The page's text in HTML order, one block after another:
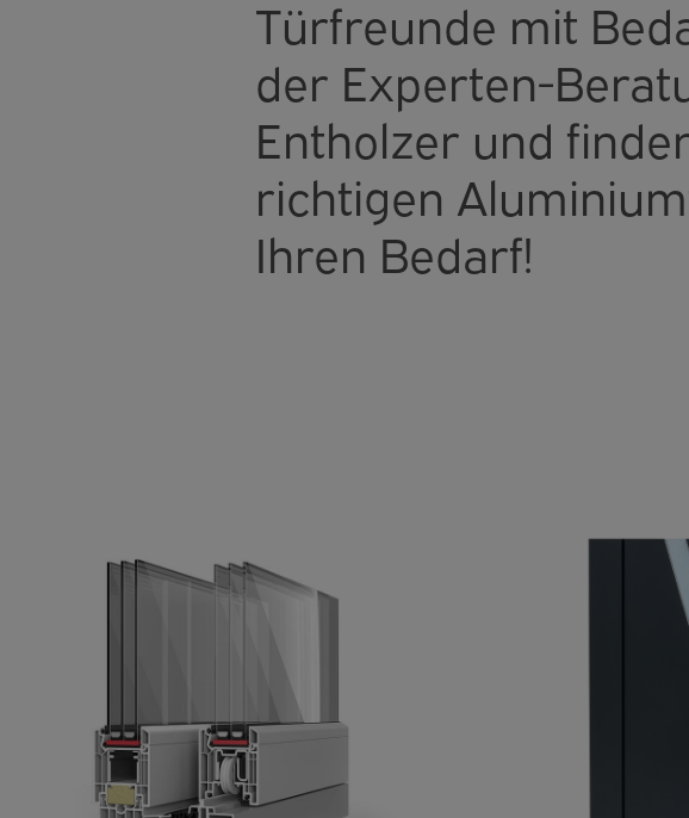
Türfreunde mit
der Experten-
Entholzer und
richtigen
Ihren Bedarf!